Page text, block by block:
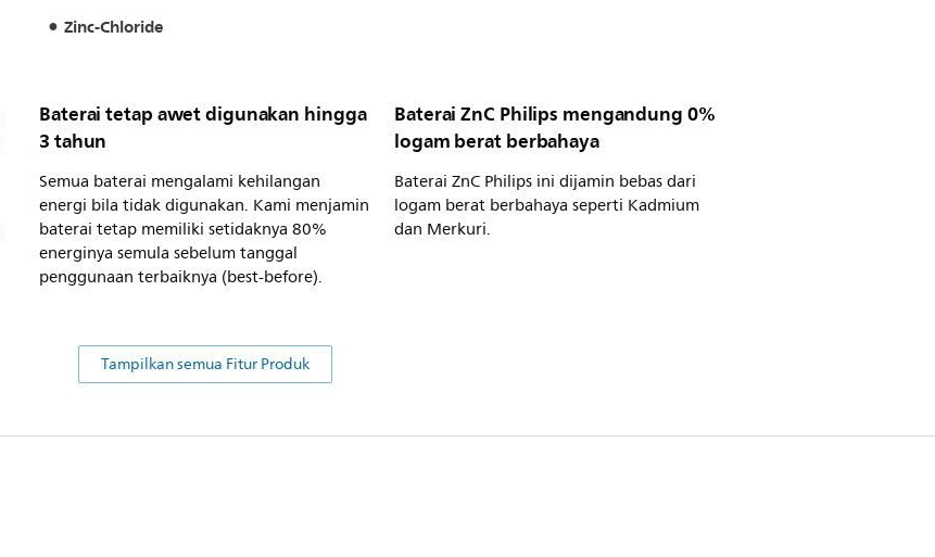
Zinc-Chloride
Baterai tetap awet digunakan hingga
3 tahun
Semua baterai mengalami kehilangan
energi bila tidak digunakan. Kami menjamin
baterai tetap memiliki setidaknya 80%
energinya semula sebelum tanggal
penggunaan terbaiknya (best-before).
Baterai ZnC Philips mengandung 0%
logam berat berbahaya
Baterai ZnC Philips ini dijamin bebas dari
logam berat berbahaya seperti Kadmium
dan Merkuri.
Tampilkan semua Fitur Produk